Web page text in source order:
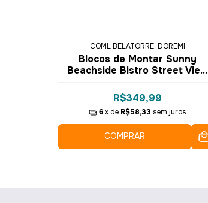
COML BELATORRE, DOREMI
Blocos de Montar Sunny
Beachside Bistro Street View
R$349,99
6 x de R$58,33 sem juros
COMPRAR